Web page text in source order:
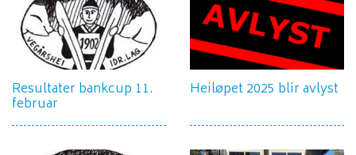
Resultater bankcup 11.
februar
Heiløpet 2025 blir avlyst